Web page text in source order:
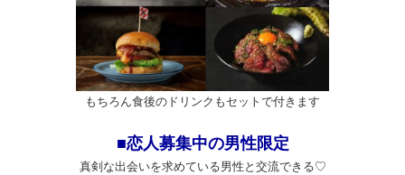
もちろん食後のドリンクもセットで付きます
■恋人募集中の男性限定
真剣な出会いを求めている男性と交流できる♡